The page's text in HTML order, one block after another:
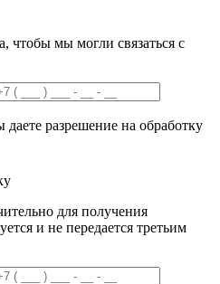
чтобы мы могли связаться с
разрешение на обработку
для получения
и не передается третьим